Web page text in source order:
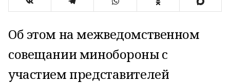
Об этом на межведомственном
совещании минобороны с
участием представителей